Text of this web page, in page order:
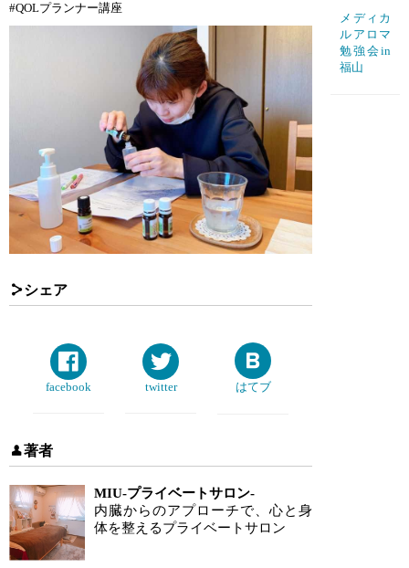
#QOLプランナー講座
シェア
facebook twitter はてブ
著者
MIU-プライベートサロン-
内臓からのアプローチで、心と身
体を整えるプライベートサロン
メディカ
ルアロマ
勉強会in
福山